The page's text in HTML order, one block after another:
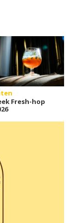
Fresh-hop